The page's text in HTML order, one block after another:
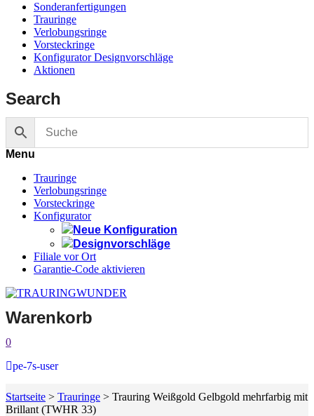
Sonderanfertigungen
Trauringe
Verlobungsringe
Vorsteckringe
Konfigurator Designvorschläge
Aktionen
Search
Menu
Trauringe
Verlobungsringe
Vorsteckringe
Konfigurator
Neue Konfiguration
Designvorschläge
Filiale vor Ort
Garantie-Code aktivieren
Warenkorb
0
pe-7s-user
Startseite > Trauringe > Trauring Weißgold Gelbgold mehrfarbig mit
Brillant (TWHR 33)